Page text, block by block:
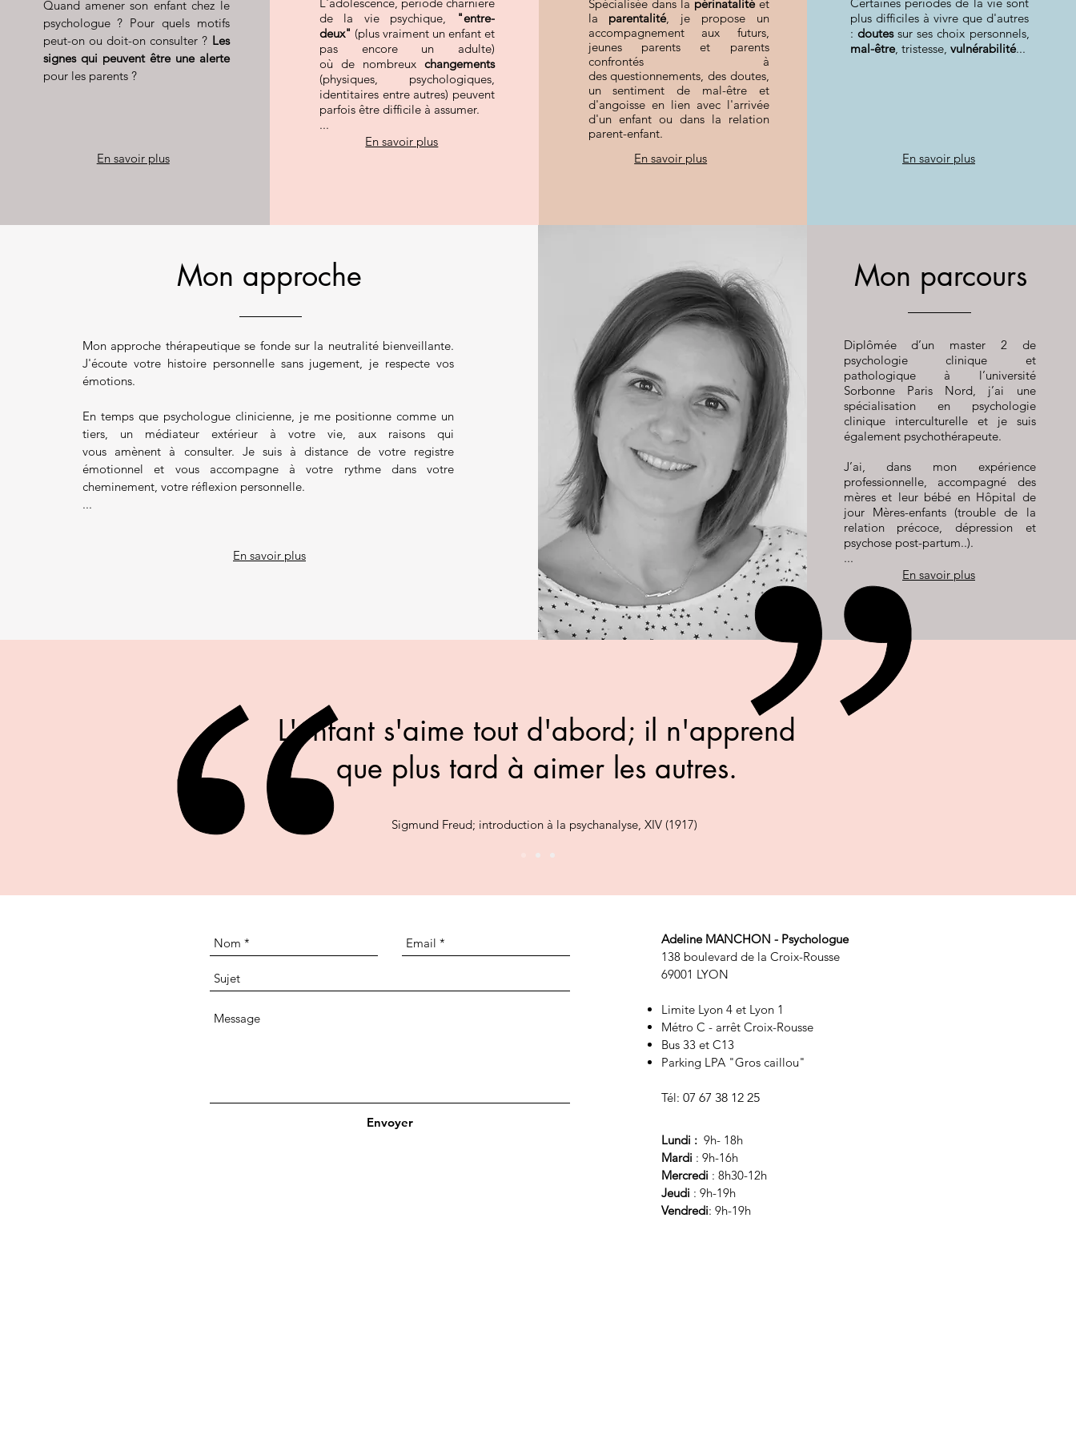
Quand amener son enfant chez le
psychologue ? Pour quels motifs
peut-on ou doit-on consulter ? Les
signes qui peuvent être une alerte
pour les parents ?
En savoir plus
de la vie psychique,
"entre-
deux" (plus vraiment un enfant et
pas encore un adulte)
où de nombreux changements
(physiques, psychologiques,
identitaires entre autres) peuvent
parfois être difficile à assumer.
...
En savoir plus
Spécialisée dans la périnatalitéet
la parentalité, je propose un
accompagnement aux futurs,
jeunes parents et parents
confrontés à
des questionnements, des doutes,
un sentiment de mal-être et
d'angoisse en lien avec l'arrivée
d'un enfant ou dans la relation
parent-enfant.
En savoir plus
plus difficiles à vivre que d'autres
: doutessur ses choix personnels,
mal-être, tristesse, vulnérabilité...
En savoir plus
Mon approche
Mon approche thérapeutique se fonde sur la neutralité bienveillante.
J'écoute votre histoire personnelle sans jugement, je respecte vos
émotions.
En temps que psychologue clinicienne, je me positionne comme un
tiers, un médiateur extérieur à votre vie, aux raisons qui
vous amènent à consulter. Je suis à distance de votre registre
émotionnel et vous accompagne à votre rythme dans votre
cheminement, votre réflexion personnelle.
...
En savoir plus
Mon parcours
Diplômée d’un master 2 de
psychologie clinique et
pathologique à l’université
Sorbonne Paris Nord, j’ai une
spécialisation en psychologie
clinique interculturelle et je suis
également psychothérapeute.
J’ai, dans mon expérience
professionnelle, accompagné des
mères et leur bébé en Hôpital de
jour Mères-enfants (trouble de la
relation précoce, dépression et
psychose post-partum..).
...
En savoir plus
L'enfant s'aime tout d'abord; il n'apprend
que plus tard à aimer les autres.
Sigmund Freud; introduction à la psychanalyse, XIV (1917)
Envoyer
Adeline MANCHON - Psychologue
138 boulevard de la Croix-Rousse
69001 LYON
Limite Lyon 4 et Lyon 1
Métro C - arrêt Croix-Rousse
Bus 33 et C13
Parking LPA "Gros caillou"
Tél: 07 67 38 12 25
Lundi : 9h- 18h
Mardi : 9h-16h
Mercredi : 8h30-12h
Jeudi : 9h-19h
Vendredi: 9h-19h​​